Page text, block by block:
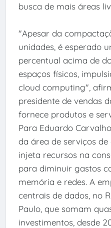
busca de mais áreas
"Apesar da
unidades, é esperado
percentual acima de
espaços físicos,
cloud computing",
presidente de vendas
fornece produtos e
Para Eduardo
da área de serviços
injeta recursos na
para diminuir gastos
memória e redes. A
centrais de dados, no
Paulo, que somam
investimentos, desde